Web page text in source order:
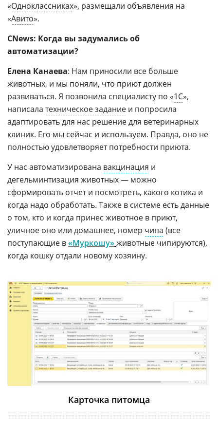
«Одноклассниках», размещали объявления на
«Авито».
CNews: Когда вы задумались об
автоматизации?
Елена Канаева: Нам приносили все больше
животных, и мы поняли, что приют должен
развиваться. Я позвонила специалисту по «1С»,
написала техническое задание и попросила
адаптировать для нас решение для ветеринарных
клиник. Его мы сейчас и используем. Правда, оно не
полностью удовлетворяет потребности приюта.
У нас автоматизирована вакцинация и
дегельминтизация животных — можно
сформировать отчет и посмотреть, какого котика и
когда надо обработать. Также в системе есть данные
о том, кто и когда принес животное в приют,
уличное оно или домашнее, номер чипа (все
поступающие в«Муркошу»животные чипируются),
когда кошку отдали новому хозяину.
Карточка питомца